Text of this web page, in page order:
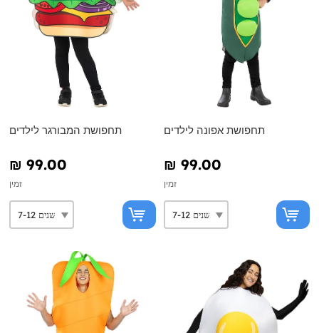
תחפושת המבורגר לילדים
₪‎ 99.00
זמין
תחפושת אפונה לילדים
₪‎ 99.00
זמין